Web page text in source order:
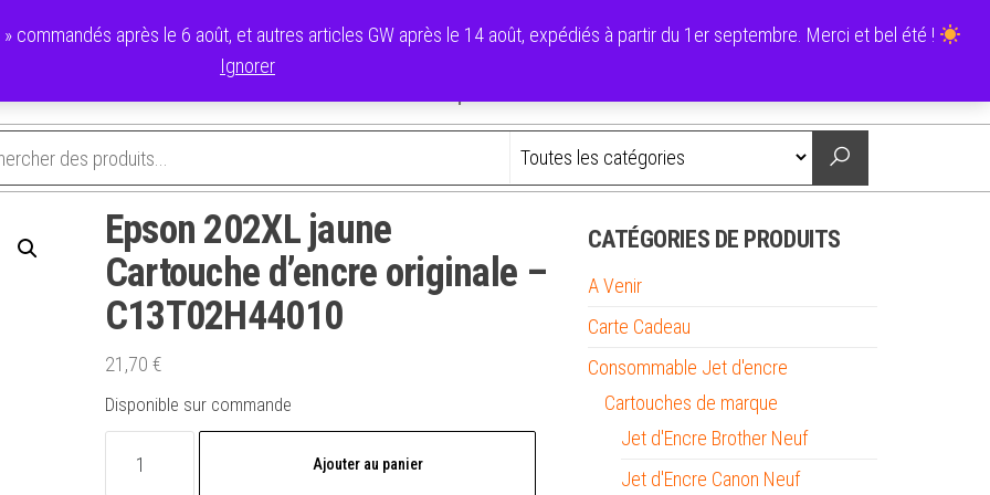
commandés après le 6 août, et autres articles GW après le 14 août, expédiés à partir du 1er septembre. Merci et bel été !
Ignorer
0,00 €
Epson 202XL jaune
Cartouche d’encre originale –
C13T02H44010
21,70 €
Disponible sur commande
Ajouter au panier
CATÉGORIES DE PRODUITS
A Venir
Carte Cadeau
Consommable Jet d'encre
Cartouches de marque
Jet d'Encre Brother Neuf
Jet d'Encre Canon Neuf